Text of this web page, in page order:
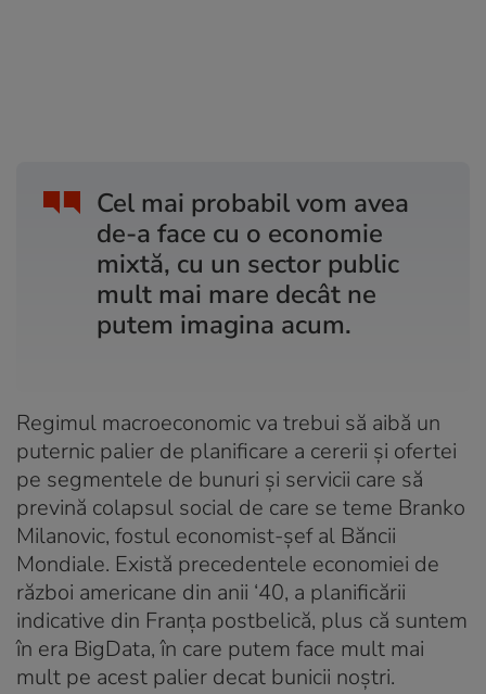
Cel mai probabil vom avea
de-a face cu o economie
mixtă, cu un sector public
mult mai mare decât ne
putem imagina acum.
Regimul macroeconomic va trebui să aibă un
puternic palier de planificare a cererii și ofertei
pe segmentele de bunuri și servicii care să
prevină colapsul social de care se teme Branko
Milanovic, fostul economist-șef al Băncii
Mondiale. Există precedentele economiei de
război americane din anii ‘40, a planificării
indicative din Franța postbelică, plus că suntem
în era BigData, în care putem face mult mai
mult pe acest palier decat bunicii noștri.